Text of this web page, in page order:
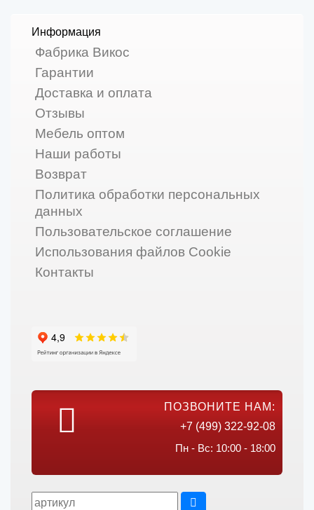
Информация
Фабрика Викос
Гарантии
Доставка и оплата
Отзывы
Мебель оптом
Наши работы
Возврат
Политика обработки персональных
данных
Пользовательское соглашение
Использования файлов Cookie
Контакты
ПОЗВОНИТЕ НАМ:
+7 (499) 322-92-08
Пн - Вс: 10:00 - 18:00